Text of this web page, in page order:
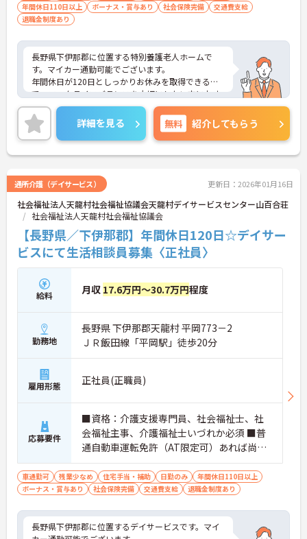
年間休日110日以上
ボーナス・賞与あり 社会保険完備
交通費支給
退職金制度あり
長野県下伊那郡に位置する特別養護老人ホームで
す。マイカー通勤可能でございます。
年間休日が120日としっかりお休みを取得できるの
で、ワークライフバランスを大切にしたい方におす
すめです。
昇給や賞与制度があり頑張りが評価されてしっかり
と職員に還元されます。賞与は計4ヶ月分の支給実績
と嬉しい高待遇です。
ご興味のある方には、面接対策ポイントなど、さら
さい！
詳細を見る 無料 紹介してもらう
通所介護（デイサービス） 更新日：2026年01月16日
社会福祉法人天龍村社会福祉協議会天龍村デイサービスセンター山百合荘
社会福祉法人天龍村社会福祉協議会
【長野県／下伊那郡】年間休日120日☆デイサー
ビスにて生活相談員募集〈正社員〉
給料 月収 17.6万円～30.7万円程度
勤務地
長野県 下伊那郡天龍村 平岡773－2
ＪＲ飯田線「平岡駅」徒歩20分
雇用形態 正社員(正職員)
応募要件
■資格：介護支援専門員、社会福祉士、社
会福祉主事、介護福祉士いづれか必須 ■普
通自動車運転免許（AT限定可）あれば尚可
■経験：あれば尚可
車通勤可 残業少なめ 住宅手当・補助 日勤のみ
年間休日110日以上
ボーナス・賞与あり
社会保険完備 交通費支給 退職金制度あり
長野県下伊那郡に位置するデイサービスです。マイ